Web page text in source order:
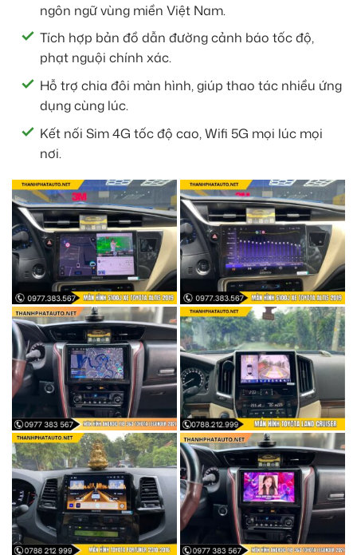
ngôn ngữ vùng miền Việt Nam.
Tích hợp bản đồ dẫn đường cảnh báo tốc độ,
phạt nguội chính xác.
Hỗ trợ chia đôi màn hình, giúp thao tác nhiều ứng
dụng cùng lúc.
Kết nối Sim 4G tốc độ cao, Wifi 5G mọi lúc mọi
nơi.